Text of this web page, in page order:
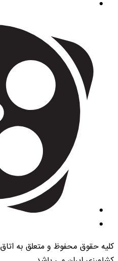
کلیه حقوق محفوظ و متعلق به اتاق